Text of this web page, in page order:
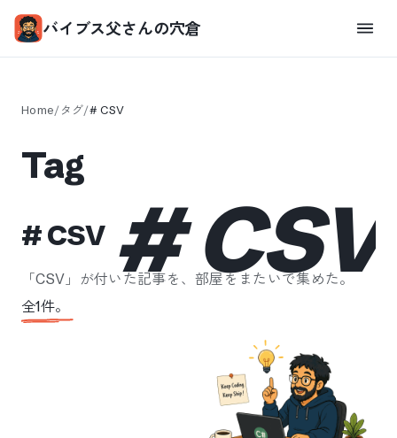
バイブス父さんの穴倉
Home/タグ/#CSV
#CSV
Tag
#CSV
「CSV 」が付いた記事を、部屋をまたいで集めた。
全1件。